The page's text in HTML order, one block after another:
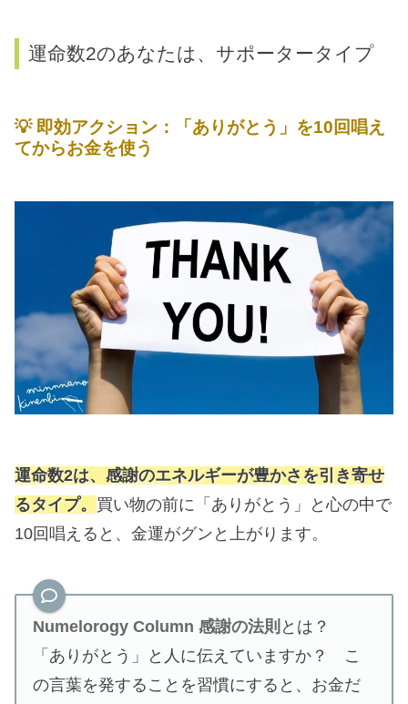
運命数2のあなたは、サポータータイプ
💡 即効アクション：「ありがとう」を10回唱え
てからお金を使う
運命数2は、感謝のエネルギーが豊かさを引き寄せ
るタイプ。 買い物の前に「ありがとう」と心の中で
10回唱えると、金運がグンと上がります。
Numelorogy Column 感謝の法則 とは？
「ありがとう」と人に伝えていますか？ こ
の言葉を発することを習慣にすると、お金だ